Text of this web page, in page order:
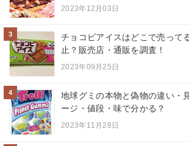
2023年12月03日
3
チョコビアイスはどこで売って
止？販売店・通販を調査！
2023年09月25日
4
地球グミの本物と偽物の違い・
ージ・値段・味で分かる？
2023年11月28日